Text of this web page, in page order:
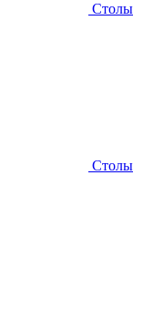
Столы
Столы